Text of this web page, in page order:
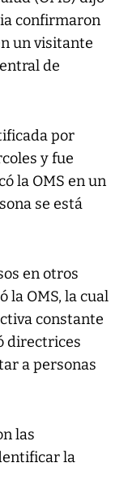
confirmaron
un visitante
de
por
y fue
la OMS en un
se está
en otros
la OMS, la cual
constante
directrices
a personas
las
la